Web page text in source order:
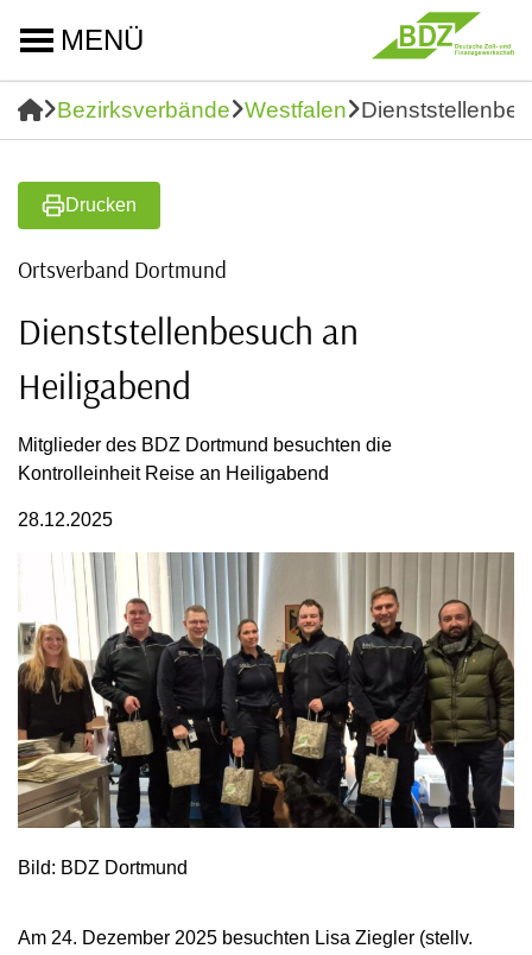
MENÜ
Bezirksverbände Westfalen
Drucken
Ortsverband Dortmund
Dienststellenbesuch an
Heiligabend
Mitglieder des BDZ Dortmund besuchten die
Kontrolleinheit Reise an Heiligabend
28.12.2025
Bild: BDZ Dortmund
Am 24. Dezember 2025 besuchten Lisa Ziegler (stellv.